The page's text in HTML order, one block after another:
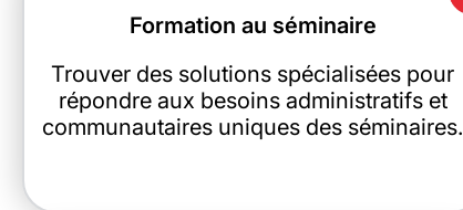
Formation au séminaire
Trouver des solutions spécialisées pour
répondre aux besoins administratifs et
communautaires uniques des séminaires.